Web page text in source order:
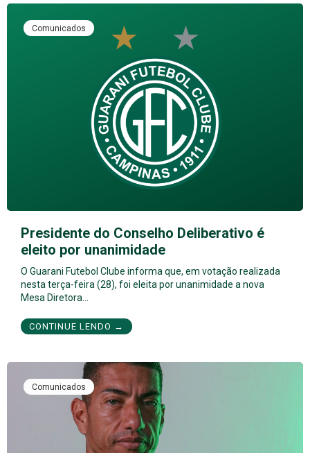
Comunicados
Presidente do Conselho Deliberativo é
eleito por unanimidade
O Guarani Futebol Clube informa que, em votação realizada
nesta terça-feira (28), foi eleita por unanimidade a nova
Mesa Diretora…
CONTINUE LENDO →
Comunicados